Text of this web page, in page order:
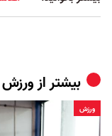
بیشتر ازورزش
ورزش